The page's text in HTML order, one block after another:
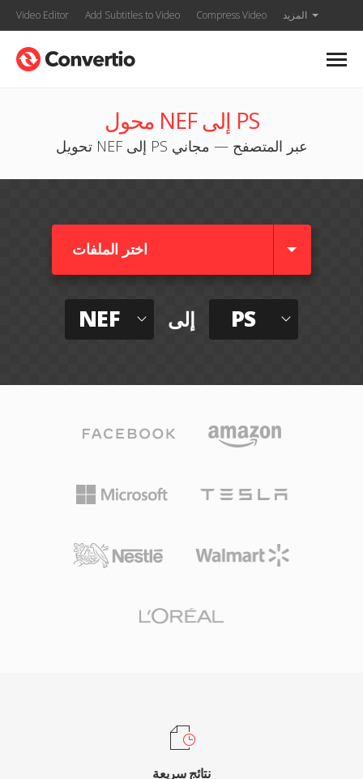
Video Editor Add Subtitles to Video Compress Video المزيد
محول NEF إلى PS
تحويل NEF إلى PS عبر المتصفح — مجاني
اختر الملفات
NEF إلى PS
نتائج سريعة